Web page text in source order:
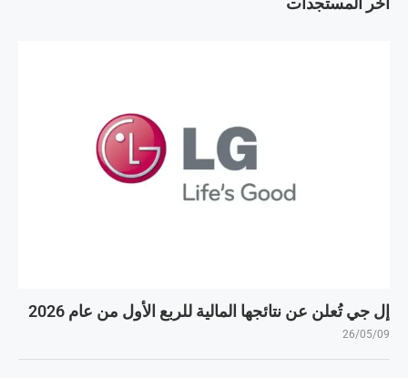
إل جي تُعلن عن نتائجها المالية للربع الأول من عام 2026
26/05/09